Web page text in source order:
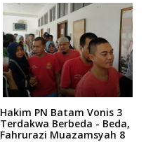
Hakim PN Batam Vonis 3
Terdakwa Berbeda - Beda,
Fahrurazi Muazamsyah 8